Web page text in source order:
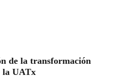
de la transformación
la UATx